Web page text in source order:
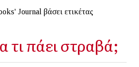
Journal βάσει ετικέτας
πάει στραβά;